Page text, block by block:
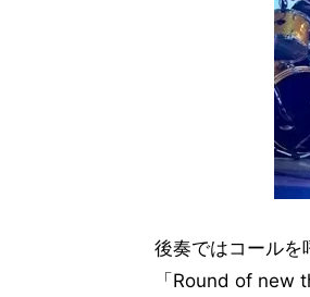
後奏ではコールを
「Round of new